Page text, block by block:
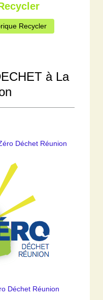
Recycler
à La
Déchet Réunion
Déchet Réunion